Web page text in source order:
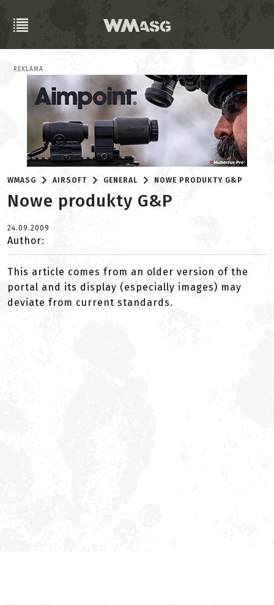
REKLAMA
WMASG AIRSOFT GENERAL NOWE PRODUKTY G&P
Nowe produkty G&P
24.09.2009
Author:
This article comes from an older version of the
portal and its display (especially images) may
deviate from current standards.